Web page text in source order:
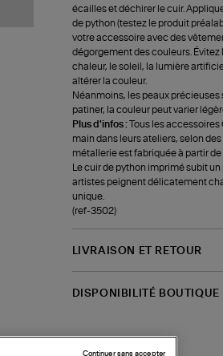
écailles et déchirer le cuir.
de python (testez le produit
votre accessoire avec des
dégorgement des couleurs.
chaleur, le soleil, la lumière
altérer la couleur.
Néanmoins, les peaux
patiner, la couleur peut varier
Plus d'infos :Tous les
main dans leurs ateliers, selon
métallerie est fabriquée à partir de
Le cuir de python imprimé subit
artistes peignent délicatement
unique.
(ref-3502)
LIVRAISON ET RETOUR
DISPONIBILITÉ BOUTIQUE
Continuer sans accepter